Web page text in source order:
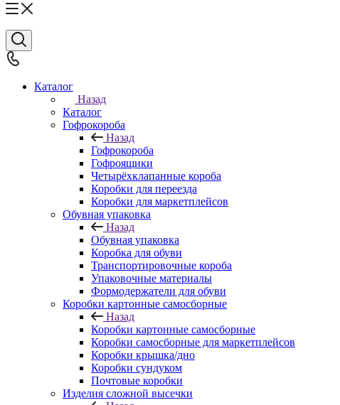
Каталог
Назад
Каталог
Гофрокороба
Назад
Гофрокороба
Гофроящики
Четырёхклапанные короба
Коробки для переезда
Коробки для маркетплейсов
Обувная упаковка
Назад
Обувная упаковка
Коробка для обуви
Транспортировочные короба
Упаковочные материалы
Формодержатели для обуви
Коробки картонные самосборные
Назад
Коробки картонные самосборные
Коробки самосборные для маркетплейсов
Коробки крышка/дно
Коробки сундуком
Почтовые коробки
Изделия сложной высечки